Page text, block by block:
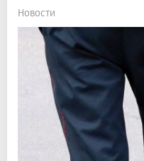
Новости